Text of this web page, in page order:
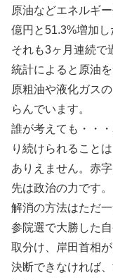
原油などエネルギ
億円と51.3%増加し
それも3ヶ月連続で
統計によると原油
原粗油や液化ガス
らんでいます。
誰が考えても・・
り続けられることは
ありえません。赤
先は政治の力です。
解消の方法はただ
参院選で大勝した
取分け、岸田首相が
決断できなければ